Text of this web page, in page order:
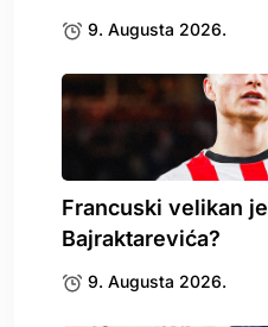
9. Augusta 2026.
Francuski velikan
Bajraktarevića?
9. Augusta 2026.